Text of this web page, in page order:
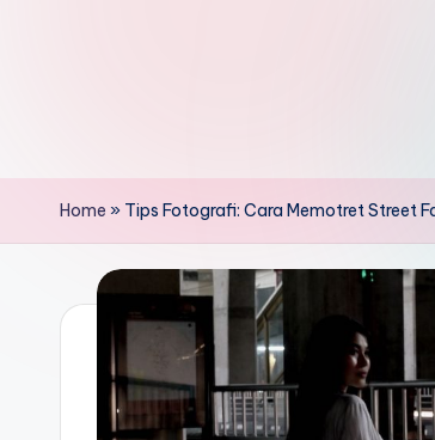
Home » Tips Fotografi: Cara Memotret Street